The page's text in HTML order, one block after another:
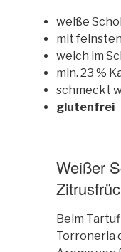
weiße
mit
weich im
min. 23 %
schmeckt
glutenfrei
Weißer
Beim
Torroneria